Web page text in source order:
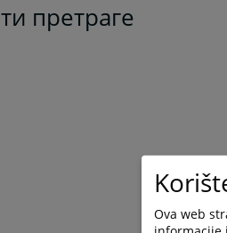
претраге
Ova web